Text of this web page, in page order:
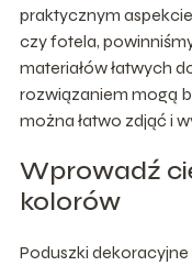
praktycznym
czy fotela,
materiałów łatwych
rozwiązaniem mogą
można łatwo zdjąć i
Wprowadź
kolorów
Poduszki